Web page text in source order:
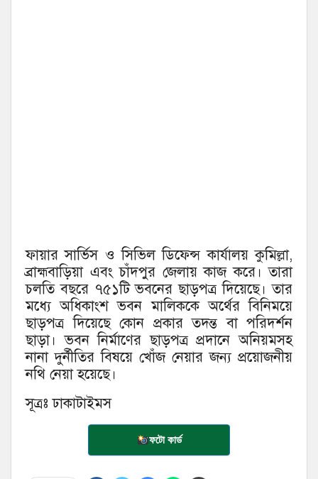
ফায়ার সার্ভিস ও সিভিল ডিফেন্স কার্যালয় কুমিল্লা,
ব্রাহ্মবাড়িয়া এবং চাঁদপুর জেলায় কাজ করে। তারা
চলতি বছরে ৭৫১টি ভবনের ছাড়পত্র দিয়েছে। তার
মধ্যে অধিকাংশ ভবন মালিককে অর্থের বিনিময়ে
ছাড়পত্র দিয়েছে কোন প্রকার তদন্ত বা পরিদর্শন
ছাড়া। ভবন নির্মাণের ছাড়পত্র প্রদানে অনিয়মসহ
নানা দুর্নীতির বিষয়ে খোঁজ নেয়ার জন্য প্রয়োজনীয়
নথি নেয়া হয়েছে।
সূত্রঃ ঢাকাটাইমস
ফটো কার্ড